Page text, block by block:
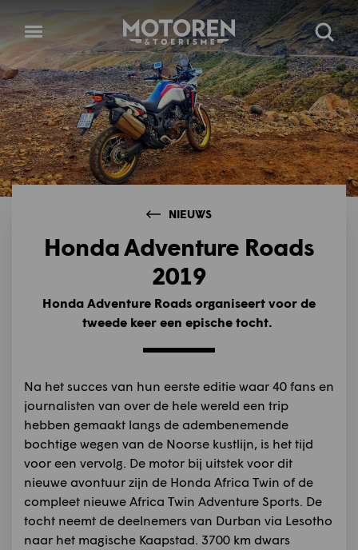
Open
menu
Homepage Zoeken
NIEUWS
Honda Adventure Roads
2019
Honda Adventure Roads organiseert voor de
tweede keer een epische tocht.
Na het succes van hun eerste editie waar 40 fans en
journalisten van over de hele wereld een trip
hebben gemaakt langs de adembenemende
bochtige wegen van de Noorse kustlijn, is het tijd
voor een vervolg. De motor bij uitstek voor dit
nieuwe avontuur zijn de Honda Africa Twin of de
compleet nieuwe Africa Twin Adventure Sports. De
tocht neemt de deelnemers van Durban via Lesotho
naar het magische Kaapstad. 3700 km dwars